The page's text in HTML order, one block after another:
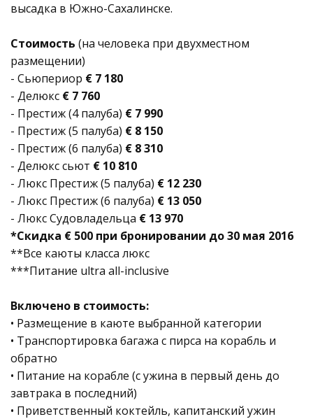
высадка в Южно-Сахалинске.
Стоимость (на человека при двухместном
размещении)
- Сьюпериор € 7 180
- Делюкс € 7 760
- Престиж (4 палуба) € 7 990
- Престиж (5 палуба) € 8 150
- Престиж (6 палуба) € 8 310
- Делюкс сьют € 10 810
- Люкс Престиж (5 палуба) € 12 230
- Люкс Престиж (6 палуба) € 13 050
- Люкс Судовладельца € 13 970
*Скидка € 500 при бронировании до 30 мая 2016
**Все каюты класса люкс
***Питание ultra all-inclusive
Включено в стоимость:
• Размещение в каюте выбранной категории
• Транспортировка багажа с пирса на корабль и
обратно
• Питание на корабле (с ужина в первый день до
завтрака в последний)
• Приветственный коктейль, капитанский ужин